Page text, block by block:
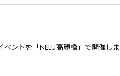
ントを「NELU高麗橋」で開催しま